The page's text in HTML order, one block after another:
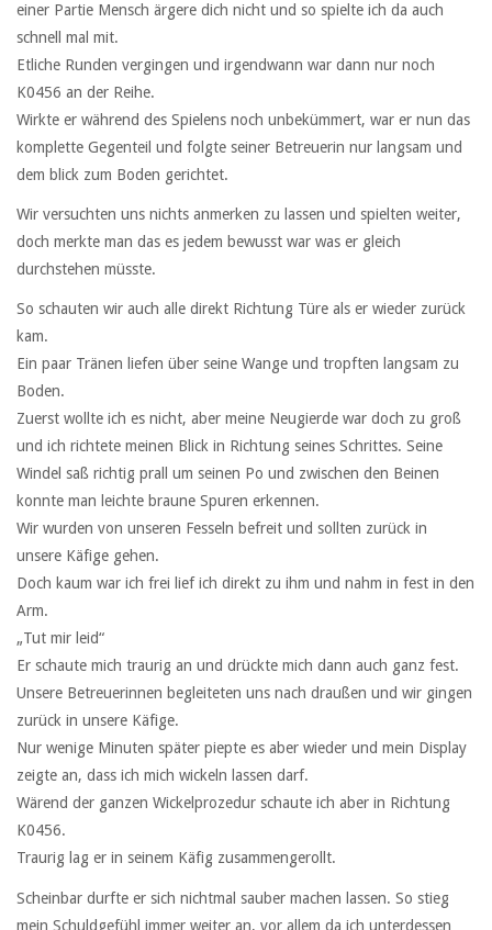
einer Partie Mensch ärgere dich nicht und so spielte ich da auch
schnell mal mit.
Etliche Runden vergingen und irgendwann war dann nur noch
K0456 an der Reihe.
Wirkte er während des Spielens noch unbekümmert, war er nun das
komplette Gegenteil und folgte seiner Betreuerin nur langsam und
dem blick zum Boden gerichtet.
Wir versuchten uns nichts anmerken zu lassen und spielten weiter,
doch merkte man das es jedem bewusst war was er gleich
durchstehen müsste.
So schauten wir auch alle direkt Richtung Türe als er wieder zurück
kam.
Ein paar Tränen liefen über seine Wange und tropften langsam zu
Boden.
Zuerst wollte ich es nicht, aber meine Neugierde war doch zu groß
und ich richtete meinen Blick in Richtung seines Schrittes. Seine
Windel saß richtig prall um seinen Po und zwischen den Beinen
konnte man leichte braune Spuren erkennen.
Wir wurden von unseren Fesseln befreit und sollten zurück in
unsere Käfige gehen.
Doch kaum war ich frei lief ich direkt zu ihm und nahm in fest in den
Arm.
„Tut mir leid“
Er schaute mich traurig an und drückte mich dann auch ganz fest.
Unsere Betreuerinnen begleiteten uns nach draußen und wir gingen
zurück in unsere Käfige.
Nur wenige Minuten später piepte es aber wieder und mein Display
zeigte an, dass ich mich wickeln lassen darf.
Wärend der ganzen Wickelprozedur schaute ich aber in Richtung
K0456.
Traurig lag er in seinem Käfig zusammengerollt.
Scheinbar durfte er sich nichtmal sauber machen lassen. So stieg
mein Schuldgefühl immer weiter an, vor allem da ich unterdessen